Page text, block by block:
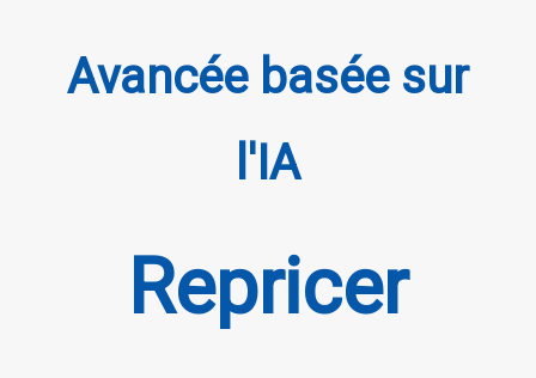
Avancée basée sur
l'IA
Repricer